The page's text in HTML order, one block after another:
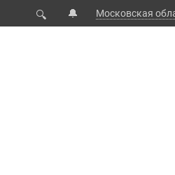
🔍 🔔 Московская